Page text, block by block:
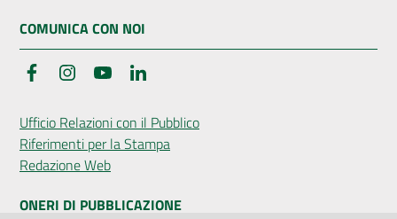
COMUNICA CON NOI
FacebookInstagramYouTube
Ufficio Relazioni con il Pubblico
Riferimenti per la Stampa
Redazione Web
ONERI DI PUBBLICAZIONE